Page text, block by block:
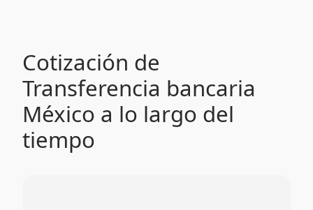
Cotización de
Transferencia bancaria
México a lo largo del
tiempo